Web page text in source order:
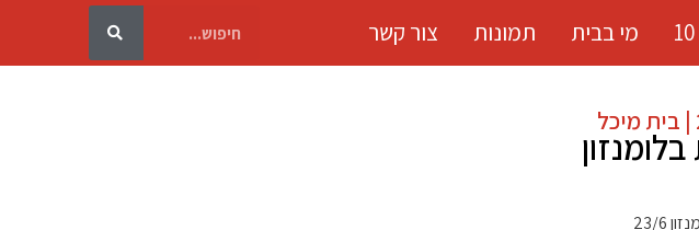
מי בבית תמונות צור קשר